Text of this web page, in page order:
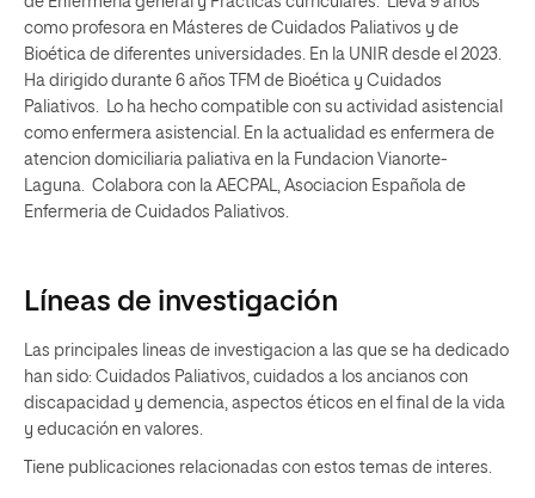
como profesora en Másteres de Cuidados Paliativos y de
Bioética de diferentes universidades. En la UNIR desde el 2023.
Ha dirigido durante 6 años TFM de Bioética y Cuidados
Paliativos. Lo ha hecho compatible con su actividad asistencial
como enfermera asistencial. En la actualidad es enfermera de
atencion domiciliaria paliativa en la Fundacion Vianorte-
Laguna. Colabora con la AECPAL, Asociacion Española de
Enfermeria de Cuidados Paliativos.
Líneas de investigación
Las principales lineas de investigacion a las que se ha dedicado
han sido: Cuidados Paliativos, cuidados a los ancianos con
discapacidad y demencia, aspectos éticos en el final de la vida
y educación en valores.
Tiene publicaciones relacionadas con estos temas de interes.